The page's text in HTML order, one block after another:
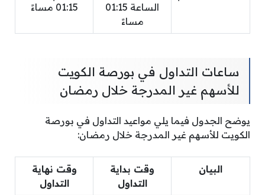
الساعة 01:15
مساءً
01:15 مساءً
ساعات التداول في بورصة الكويت
للأسهم غير المدرجة خلال رمضان
يوضح الجدول فيما يلي مواعيد التداول في بورصة
الكويت للأسهم غير المدرجة خلال رمضان:
البيان
وقت بداية
التداول
وقت نهاية
التداول